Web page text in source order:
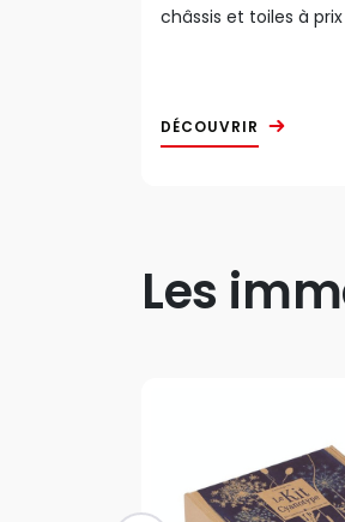
châssis et toiles à
DÉCOUVRIR
Les